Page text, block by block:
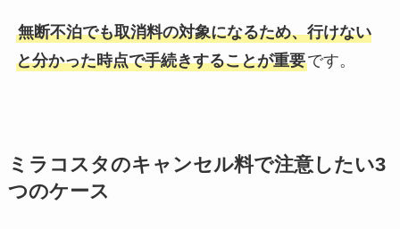
無断不泊でも取消料の対象になるため、行けない
と分かった時点で手続きすることが重要です。
ミラコスタのキャンセル料で注意したい3
つのケース